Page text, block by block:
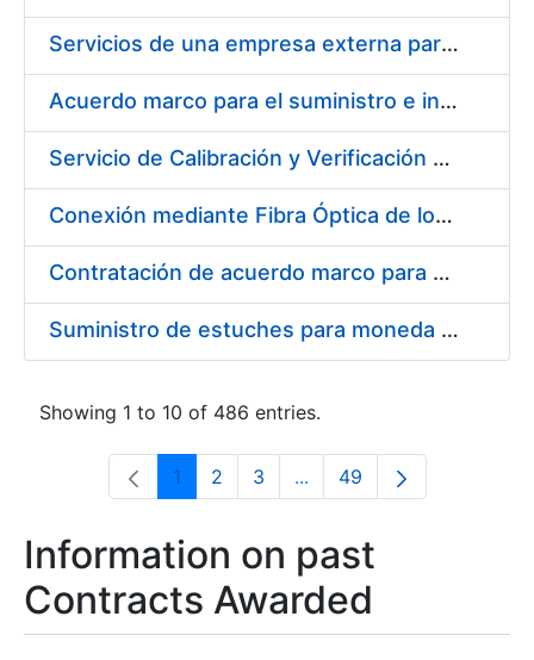
Servicios de una empresa externa para el asesoramiento y resolución de los recursos de alzada que se presentan relacionados con procesos de selección para la FNMT-RCM
Acuerdo marco para el suministro e instalación de persianas, estores y otros complementos
Servicio de Calibración y Verificación Externa de los Equipos de Medición del Servicio de Prevención de la FNMT-RCM
Conexión mediante Fibra Óptica de los Centros de Proceso de Datos (CPDs) de las sedes de la FNMT-RCM de Burgos y Madrid
Contratación de acuerdo marco para el Suministro de Material de Electricidad para la Fábrica Nacional de Moneda y Timbre-Real Casa de la Moneda en su centro de trabajo de Burgos
Suministro de estuches para moneda de 30 €
Showing 1 to 10 of 486 entries.
Page
1 Page
2 Page
3 ...Intermediate Pages Use
Page
49
Information on past
Contracts Awarded